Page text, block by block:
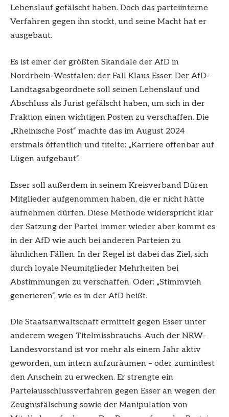
Lebenslauf gefälscht haben. Doch das parteiinterne
Verfahren gegen ihn stockt, und seine Macht hat er
ausgebaut.
Es ist einer der größten Skandale der AfD in
Nordrhein-Westfalen: der Fall Klaus Esser. Der AfD-
Landtagsabgeordnete soll seinen Lebenslauf und
Abschluss als Jurist gefälscht haben, um sich in der
Fraktion einen wichtigen Posten zu verschaffen. Die
„Rheinische Post“ machte das im August 2024
erstmals öffentlich und titelte: „Karriere offenbar auf
Lügen aufgebaut“.
Esser soll außerdem in seinem Kreisverband Düren
Mitglieder aufgenommen haben, die er nicht hätte
aufnehmen dürfen. Diese Methode widerspricht klar
der Satzung der Partei, immer wieder aber kommt es
in der AfD wie auch bei anderen Parteien zu
ähnlichen Fällen. In der Regel ist dabei das Ziel, sich
durch loyale Neumitglieder Mehrheiten bei
Abstimmungen zu verschaffen. Oder: „Stimmvieh
generieren“, wie es in der AfD heißt.
Die Staatsanwaltschaft ermittelt gegen Esser unter
anderem wegen Titelmissbrauchs. Auch der NRW-
Landesvorstand ist vor mehr als einem Jahr aktiv
geworden, um intern aufzuräumen – oder zumindest
den Anschein zu erwecken. Er strengte ein
Parteiausschlussverfahren gegen Esser an wegen der
Zeugnisfälschung sowie der Manipulation von